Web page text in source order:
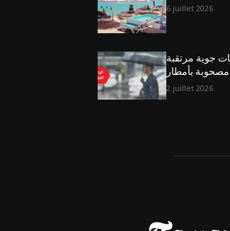
6 juillet 2026
جوية مرتقبة
مصحوبة بأمطار
2 juillet 2026